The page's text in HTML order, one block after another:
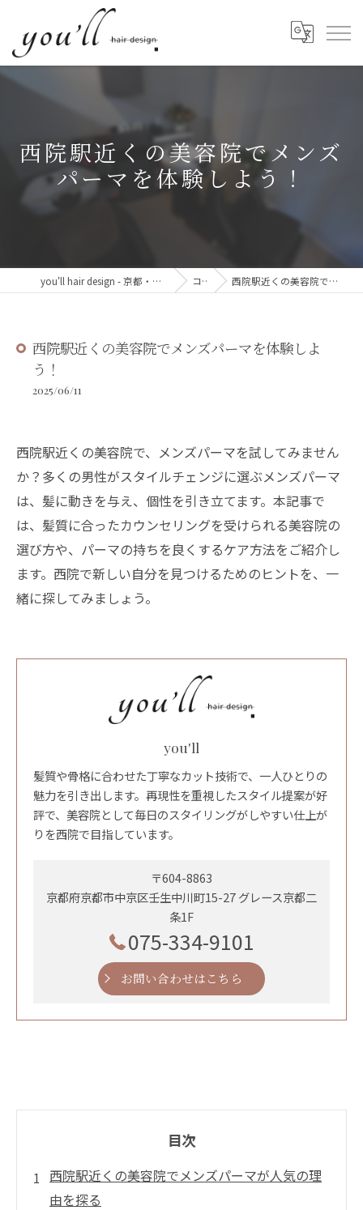
西院駅近くの美容院でメンズ
パーマを体験しよう！
you'll hair design - 京都・西院の、髪と心が整う美容室。 コラム 西院駅近くの美容院でメンズパーマを体験しよう！
西院駅近くの美容院でメンズパーマを体験しよ
う！
2025/06/11
西院駅近くの美容院で、メンズパーマを試してみません
か？多くの男性がスタイルチェンジに選ぶメンズパーマ
は、髪に動きを与え、個性を引き立てます。本記事で
は、髪質に合ったカウンセリングを受けられる美容院の
選び方や、パーマの持ちを良くするケア方法をご紹介し
ます。西院で新しい自分を見つけるためのヒントを、一
緒に探してみましょう。
you'll
髪質や骨格に合わせた丁寧なカット技術で、一人ひとりの
魅力を引き出します。再現性を重視したスタイル提案が好
評で、美容院として毎日のスタイリングがしやすい仕上が
りを西院で目指しています。
〒604-8863
京都府京都市中京区壬生中川町15-27 グレース京都二
条1F
075-334-9101
お問い合わせはこちら
目次
西院駅近くの美容院でメンズパーマが人気の理
由を探る